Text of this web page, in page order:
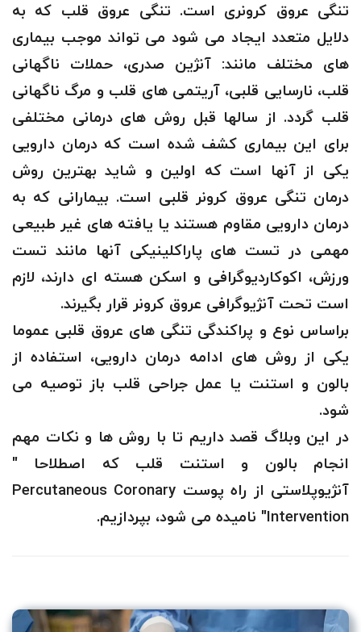
تنگی عروق کرونری است. تنگی عروق قلب که به
دلایل متعدد ایجاد می شود می تواند موجب بیماری
های مختلف مانند: آنژین صدری، حملات ناگهانی
قلب، نارسایی قلبی، آریتمی های قلب و مرگ ناگهانی
قلب گردد. از سالها قبل روش های درمانی مختلفی
برای این بیماری کشف شده است که درمان دارویی
یکی از آنها است که اولین و شاید بهترین روش
درمان تنگی عروق کرونر قلبی است. بیمارانی که به
درمان دارویی مقاوم هستند یا یافته های غیر طبیعی
مهمی در تست های پاراکلینیکی آنها مانند تست
ورزش، اکوکاردیوگرافی و اسکن هسته ای دارند، لازم
است تحت آنژیوگرافی عروق کرونر قرار بگیرند.
براساس نوع و پراکندگی تنگی های عروق قلبی عموما
یکی از روش های ادامه درمان دارویی، استفاده از
بالون و استنت یا عمل جراحی قلب باز توصیه می
شود.
در این وبلاگ قصد داریم تا با روش ها و نکات مهم
انجام بالون و استنت قلب که اصطلاحا "
آنژیوپلاستی از راه پوست Percutaneous Coronary
Intervention" نامیده می شود، بپردازیم.